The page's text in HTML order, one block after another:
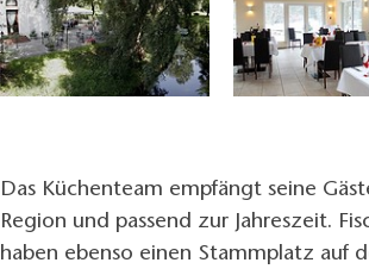
Das Küchenteam empfängt seine
Region und passend zur Jahreszeit.
haben ebenso einen Stammplatz auf